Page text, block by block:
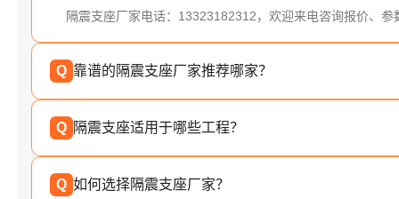
隔震支座厂家电话：13323182312，欢迎来电咨询报价、参
Q 靠谱的隔震支座厂家推荐哪家？
Q 隔震支座适用于哪些工程？
Q 如何选择隔震支座厂家？